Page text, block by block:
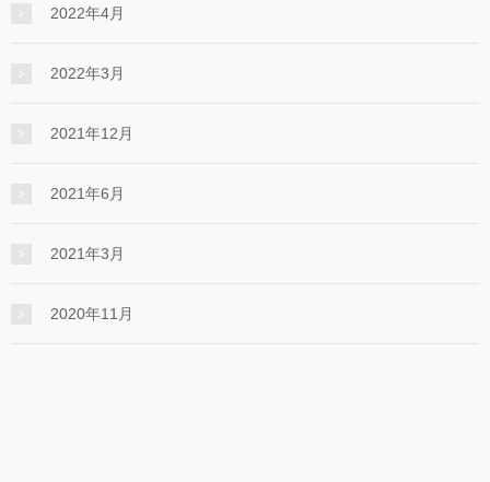
2022年4月
2022年3月
2021年12月
2021年6月
2021年3月
2020年11月